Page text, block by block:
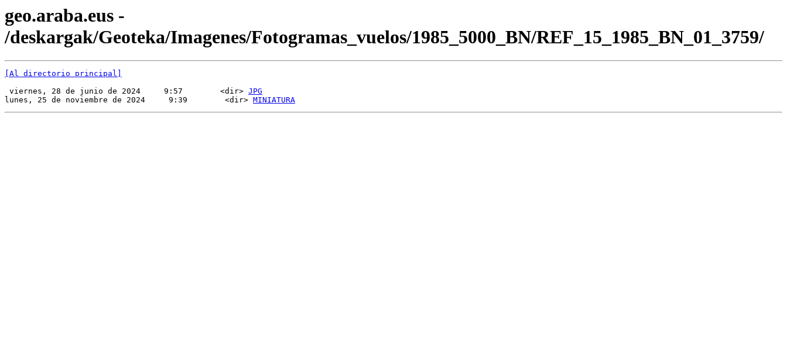
geo.araba.eus -
/deskargak/Geoteka/Imagenes/Fotogramas_vuelos/1985_5000_BN/REF_15_1985_BN_01_3759/
[Al directorio principal]
viernes, 28 de junio de 2024     9:57        <dir> JPG
lunes, 25 de noviembre de 2024     9:39        <dir> MINIATURA